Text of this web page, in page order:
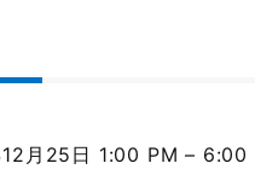
月25日 1:00 PM – 6:00